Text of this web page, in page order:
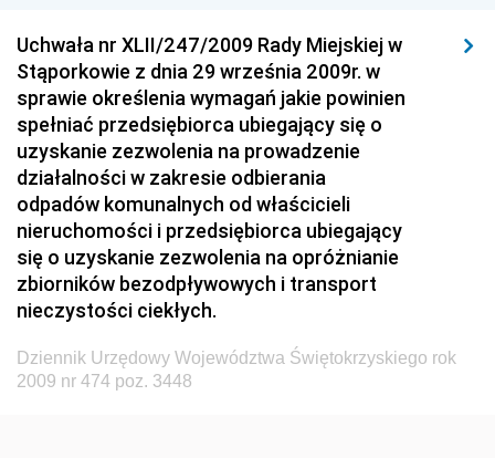
Dziennik Urzędowy Ministerstwa Hutnictwa i
Przemysłu Maszynowego
Dziennik Urzędowy Ministerstwa Zdrowia i Opieki
Społecznej
Dziennik Urzędowy Ministerstwa Rolnictwa, Leśnictwa
i Gospodarki Żywnościowej
Dziennik Urzędowy Ministra Spraw Wewnętrznych
Dziennik Urzędowy Ministra Transportu, Budownictwa
i Gospodarki Morskiej
Dziennik Urzędowy Ministra Administracji i Cyfryzacji
Dziennik Urzędowy Głównego Inspektora Ochrony
Uchwała nr XLII/247/2009 Rady Miejskiej w
Stąporkowie z dnia 29 września 2009r. w
sprawie określenia wymagań jakie powinien
spełniać przedsiębiorca ubiegający się o
uzyskanie zezwolenia na prowadzenie
działalności w zakresie odbierania
odpadów komunalnych od właścicieli
nieruchomości i przedsiębiorca ubiegający
się o uzyskanie zezwolenia na opróżnianie
zbiorników bezodpływowych i transport
nieczystości ciekłych.
Dziennik Urzędowy Województwa Świętokrzyskiego rok
2009 nr 474 poz. 3448